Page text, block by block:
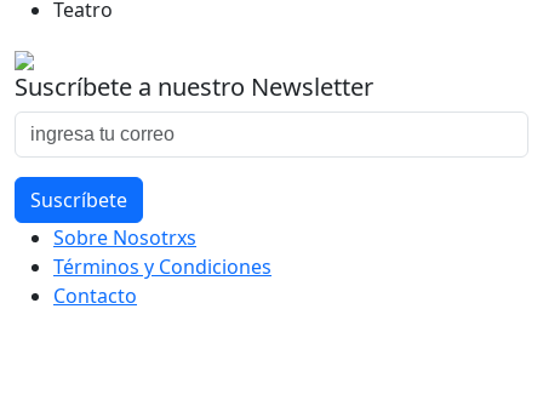
Teatro
Suscríbete a nuestro Newsletter
Sobre Nosotrxs
Términos y Condiciones
Contacto